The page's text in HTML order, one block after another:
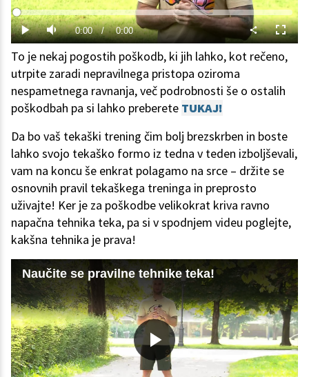
Predvajaj
Predvajaj
Tiho Current
Time
0:00 / Duration
0:00
Loaded:
0%
način
To je nekaj pogostih poškodb, ki jih lahko, kot rečeno,
utrpite zaradi nepravilnega pristopa oziroma
nespametnega ravnanja, več podrobnosti še o ostalih
poškodbah pa si lahko preberete TUKAJ!
Da bo vaš tekaški trening čim bolj brezskrben in boste
lahko svojo tekaško formo iz tedna v teden izboljševali,
vam na koncu še enkrat polagamo na srce – držite se
osnovnih pravil tekaškega treninga in preprosto
uživajte! Ker je za poškodbe velikokrat kriva ravno
napačna tehnika teka, pa si v spodnjem videu poglejte,
kakšna tehnika je prava!
Naučite se pravilne tehnike teka!